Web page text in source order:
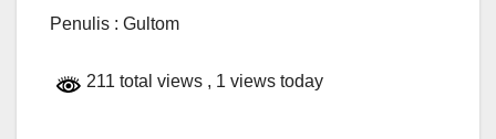
Penulis : Gultom
211 total views , 1 views today